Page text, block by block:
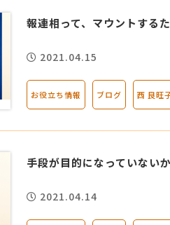
報連相って、マウントする
2021.04.15
お役立ち情報 ブログ 西 良旺
手段が目的になっていない
2021.04.14